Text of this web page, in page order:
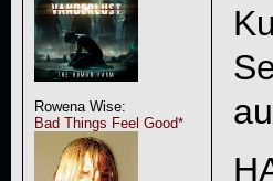
Rowena Wise:
Bad Things Feel Good*